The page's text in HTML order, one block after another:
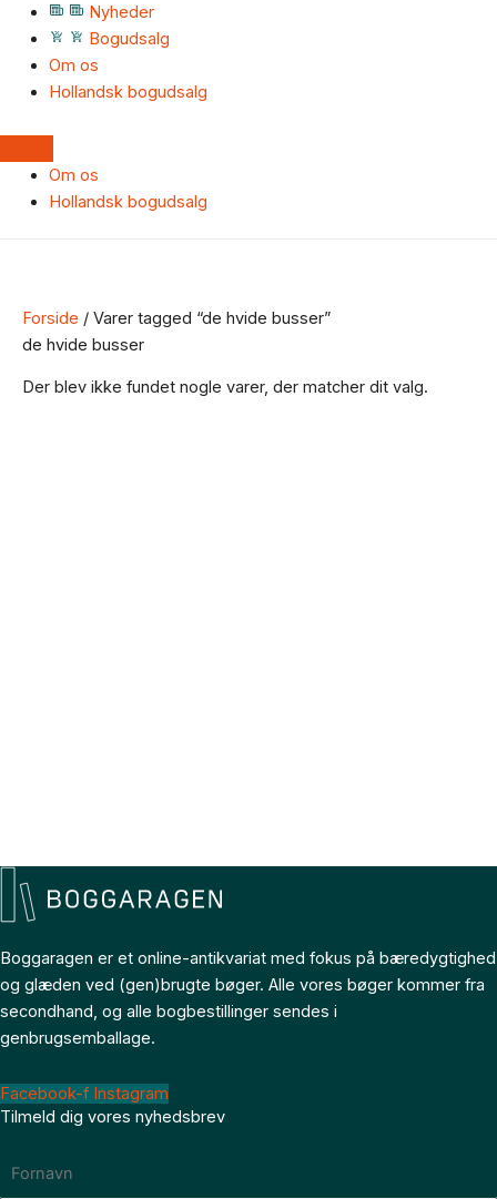
Nyheder
Bogudsalg
Om os
Hollandsk bogudsalg
Om os
Hollandsk bogudsalg
Forside / Varer tagged “de hvide busser”
de hvide busser
Der blev ikke fundet nogle varer, der matcher dit valg.
Boggaragen er et online-antikvariat med fokus på bæredygtighed
og glæden ved (gen)brugte bøger. Alle vores bøger kommer fra
secondhand, og alle bogbestillinger sendes i
genbrugsemballage.
Facebook-f Instagram
Tilmeld dig vores nyhedsbrev